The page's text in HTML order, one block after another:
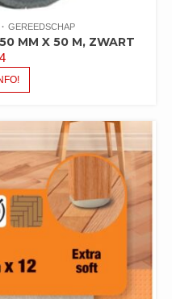
GEREEDSCHAP
MM X 50 M, ZWART